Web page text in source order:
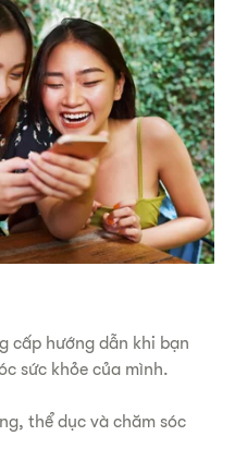
cấp hướng dẫn khi bạn
sức khỏe của mình.
thể dục và chăm sóc